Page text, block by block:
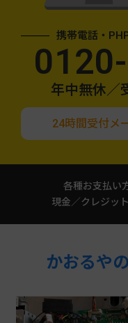
携帯電話・
年中無休／
24時間受付メ
各種お支払い
現金／クレジッ
かおるや